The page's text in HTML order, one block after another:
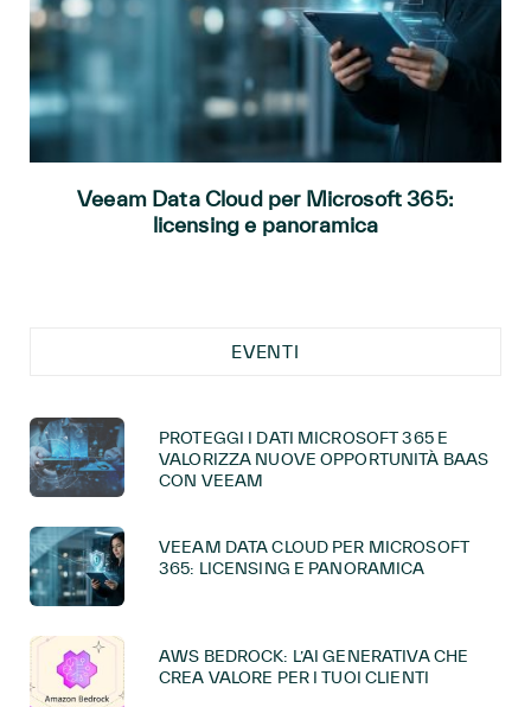
Veeam Data Cloud per Microsoft 365:
licensing e panoramica
EVENTI
PROTEGGI I DATI MICROSOFT 365 E
VALORIZZA NUOVE OPPORTUNITÀ BAAS
CON VEEAM
VEEAM DATA CLOUD PER MICROSOFT
365: LICENSING E PANORAMICA
AWS BEDROCK: L’AI GENERATIVA CHE
CREA VALORE PER I TUOI CLIENTI